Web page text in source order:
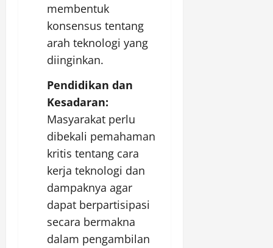
membentuk
konsensus tentang
arah teknologi yang
diinginkan.
Pendidikan dan
Kesadaran:
Masyarakat perlu
dibekali pemahaman
kritis tentang cara
kerja teknologi dan
dampaknya agar
dapat berpartisipasi
secara bermakna
dalam pengambilan